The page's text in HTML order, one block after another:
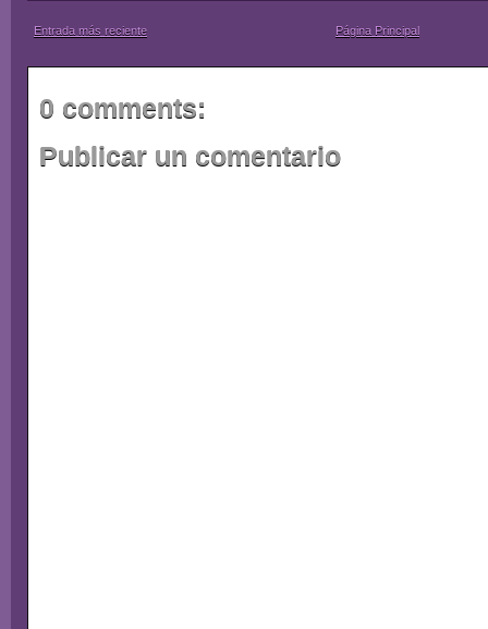
Entrada más reciente Página Principal
0 comments:
Publicar un comentario